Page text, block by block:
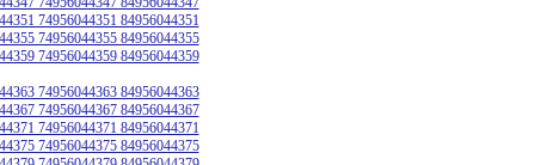
74956044351 84956044351
74956044355 84956044355
74956044359 84956044359
74956044363 84956044363
74956044367 84956044367
74956044371 84956044371
74956044375 84956044375